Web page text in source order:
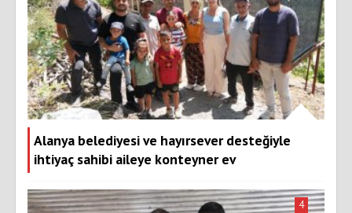
Alanya belediyesi ve hayırsever desteğiyle
ihtiyaç sahibi aileye konteyner ev
4